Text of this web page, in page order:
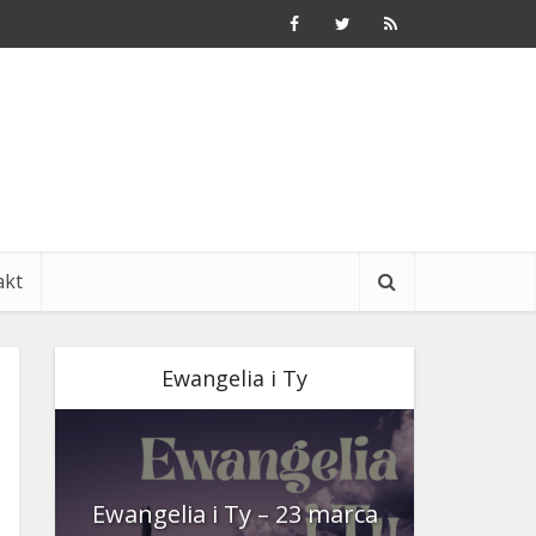
Ewangelia i Ty
Ewangelia i Ty – 23 marca